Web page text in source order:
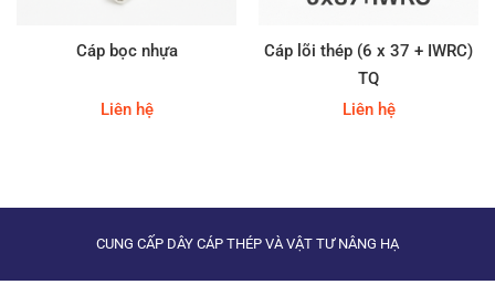
Cáp bọc nhựa
Liên hệ
Cáp lõi thép (6 x 37 + IWRC)
TQ
Liên hệ
CUNG CẤP DÂY CÁP THÉP VÀ VẬT TƯ NÂNG HẠ